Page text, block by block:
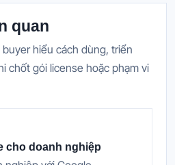
quan
hiểu cách dùng, triển
chốt gói license hoặc phạm vi
cho doanh nghiệp